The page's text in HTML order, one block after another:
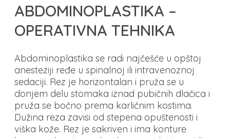
ABDOMINOPLASTIKA –
OPERATIVNA TEHNIKA
Abdominoplastika se radi najčešće u opštoj
anesteziji ređe u spinalnoj ili intravenoznoj
sedaciji. Rez je horizontalan i pruža se u
donjem delu stomaka iznad pubičnih dlačica i
pruža se bočno prema karličnim kostima.
Dužina reza zavisi od stepena opuštenosti i
viška kože. Rez je sakriven i ima konture